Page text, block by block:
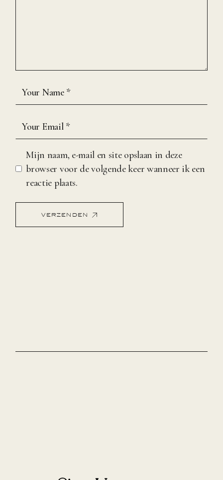
Mijn naam, e-mail en site opslaan in deze
browser voor de volgende keer wanneer ik een
reactie plaats.
VERZENDEN